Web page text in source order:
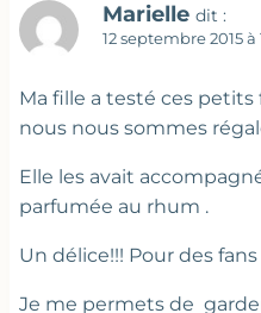
Marielle dit :
12 septembre 2015 à
Ma fille a testé ces
nous nous sommes
Elle les avait
parfumée au rhum .
Un délice!!! Pour des
Je me permets de